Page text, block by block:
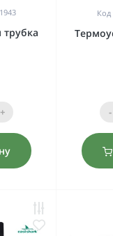
+
Код
-